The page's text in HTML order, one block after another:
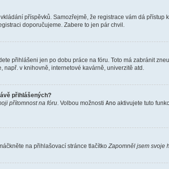
příspěvků. Samozřejmě, že registrace vám dá
doporučujeme. Zabere to jen pár chvil.
přihlášeni jen po dobu práce na fóru. Toto má zabránit
v knihovně, internetové kavárně, univerzitě atd.
přihlášených?
přítomnost na fóru . Volbou možnosti Ano aktivujete tuto
na přihlašovací stránce tlačítko Zapomněl jsem svoje